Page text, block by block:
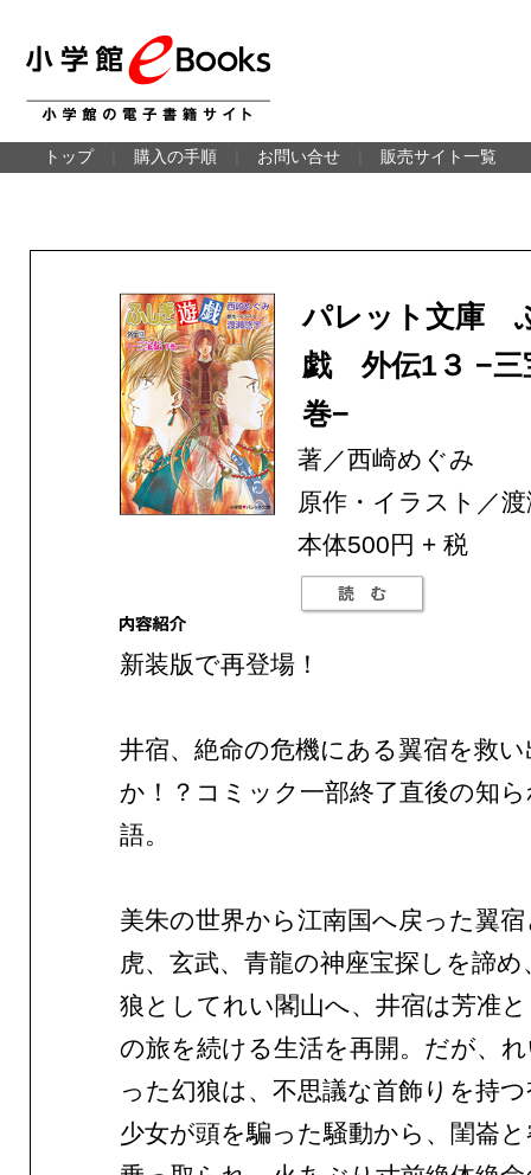
トップ 購入の手順 お問い合せ 販売サイト一覧
パレット文庫
戯 外伝1３ −
巻−
著／西崎めぐみ
原作・イラスト／
本体500円 + 税
新装版で再登場！
井宿、絶命の危機にある翼宿を救
か！？コミック一部終了直後の知
語。
美朱の世界から江南国へ戻った翼
虎、玄武、青龍の神座宝探しを諦め
狼としてれい閣山へ、井宿は芳准
の旅を続ける生活を再開。だが、
った幻狼は、不思議な首飾りを持
少女が頭を騙った騒動から、閨崙